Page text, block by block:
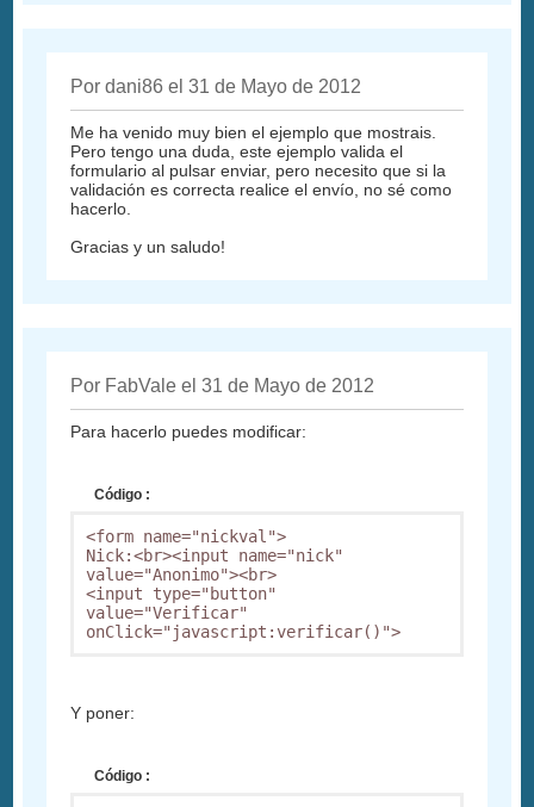
Por dani86 el 31 de Mayo de 2012
Me ha venido muy bien el ejemplo que mostrais.
Pero tengo una duda, este ejemplo valida el
formulario al pulsar enviar, pero necesito que si la
validación es correcta realice el envío, no sé como
hacerlo.
Gracias y un saludo!
Por FabVale el 31 de Mayo de 2012
Para hacerlo puedes modificar:
Código :
<form name="nickval">
Nick:<br><input name="nick"
value="Anonimo"><br>
<input type="button"
value="Verificar"
onClick="javascript:verificar()">
Y poner:
Código :